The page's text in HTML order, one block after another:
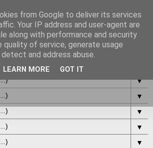
▼
▼
▼
▼
▼
from Google to deliver its services
Your IP address and user-agent are
along with performance and security
quality of service, generate usage
and address abuse.
LEARN MORE GOT IT